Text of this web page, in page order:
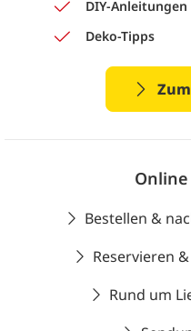
DIY-Anleitungen
Deko-Tipps
Bestellen &
Reservieren
Rund um